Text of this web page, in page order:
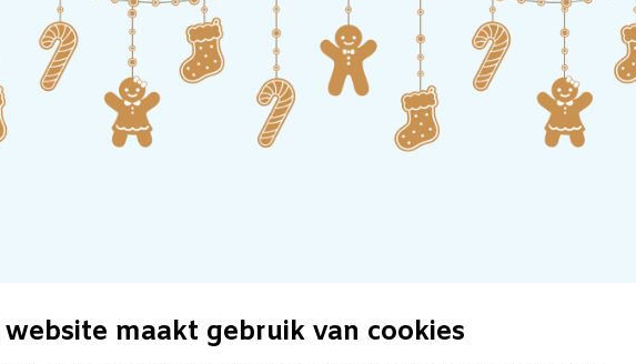
website maakt gebruik van cookies